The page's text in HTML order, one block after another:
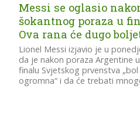
Messi se oglasio
šokantnog poraza u
Ova rana će dugo
Lionel Messi izjavio je u
da je nakon poraza Argentine u
finalu Svjetskog prvenstva „bol
ogromna“ i da će trebati